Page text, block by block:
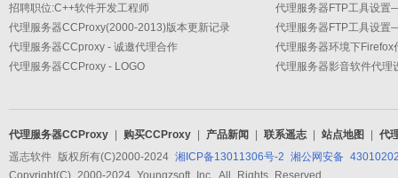
招聘职位:C++软件开发工程师
代理服务器CCProxy(2000-2013)版本更新记录
代理服务器CCproxy - 诚邀代理合作
代理服务器CCProxy - LOGO
代理服务器环境下Firefox
代理服务器CCProxy 购买CCProxy 产品新闻 联系遥志 站点地图
代
遥志软件 版权所有(C)2000-2024 湘ICP备13011306号-2 湘公网安备